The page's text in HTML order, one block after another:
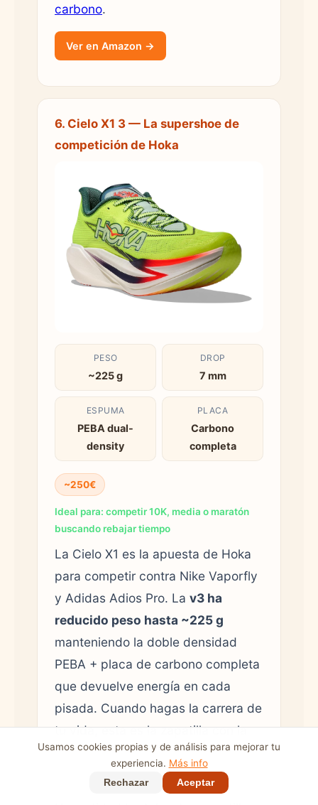
carbono.
Ver en Amazon →
6. Cielo X1 3 — La supershoe de
competición de Hoka
PESO
~225 g
DROP
7 mm
ESPUMA
PEBA dual-
density
PLACA
Carbono
completa
~250€
Ideal para: competir 10K, media o maratón
buscando rebajar tiempo
La Cielo X1 es la apuesta de Hoka
para competir contra Nike Vaporfly
y Adidas Adios Pro. La v3 ha
reducido peso hasta ~225 g
manteniendo la doble densidad
PEBA + placa de carbono completa
que devuelve energía en cada
pisada. Cuando hagas la carrera de
tu vida, esta es la zapatilla con la
que correr más rápido sin entrenar
Usamos cookies propias y de análisis para mejorar tu
experiencia. Más info
Rechazar Aceptar